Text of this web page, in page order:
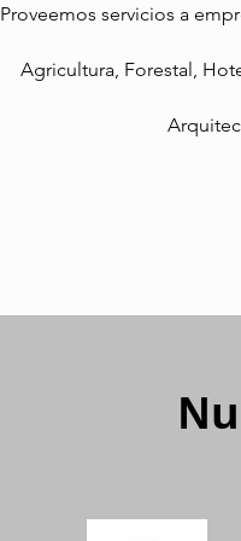
Proveemos servicios a
Agricultura, Forestal,